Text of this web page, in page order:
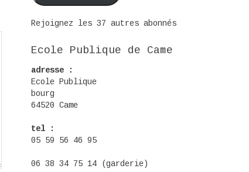
Rejoignez les 37 autres abonnés
Ecole Publique de Came
adresse :
Ecole Publique
bourg
64520 Came
tel :
05 59 56 46 95
06 38 34 75 14 (garderie)